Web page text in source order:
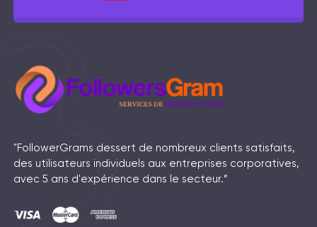
"FollowerGrams dessert de nombreux clients satisfaits,
des utilisateurs individuels aux entreprises corporatives,
avec 5 ans d'expérience dans le secteur.”